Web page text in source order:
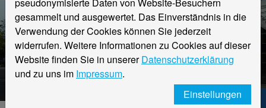
Aktuelle Meldungen
Hochschule Niederrhein
Hochschule Niederrhein. Dein Weg.
gesammelt und ausgewertet. Das Einverständnis in die
Verwendung der Cookies können Sie jederzeit
widerrufen. Weitere Informationen zu Cookies auf dieser
Website finden Sie in unsererDatenschutzerklärung
und zu uns im Impressum.
Einstellungen